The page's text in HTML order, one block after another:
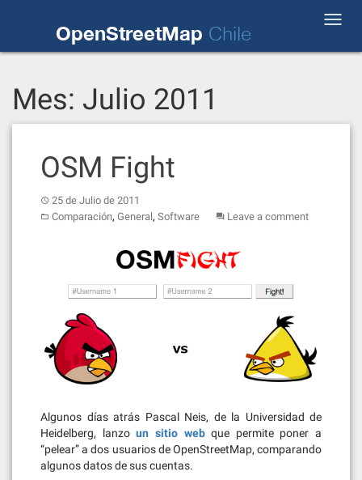
OpenStreetMap Chile
Mes: Julio 2011
OSM Fight
25 de Julio de 2011
Comparación, General, Software Leave a comment
Algunos días atrás Pascal Neis, de la Universidad de
Heidelberg, lanzoun sitio webque permite poner a
“pelear” a dos usuarios de OpenStreetMap, comparando
algunos datos de sus cuentas.